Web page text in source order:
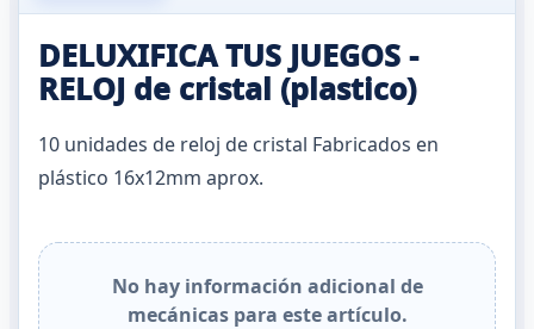
DELUXIFICA TUS JUEGOS -
RELOJ de cristal (plastico)
10 unidades de reloj de cristal Fabricados en
plástico 16x12mm aprox.
No hay información adicional de
mecánicas para este artículo.